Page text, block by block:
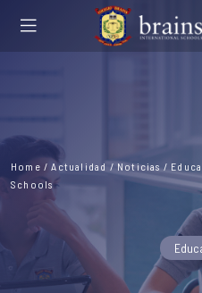
Home /Actualidad / Noticias /
Schools